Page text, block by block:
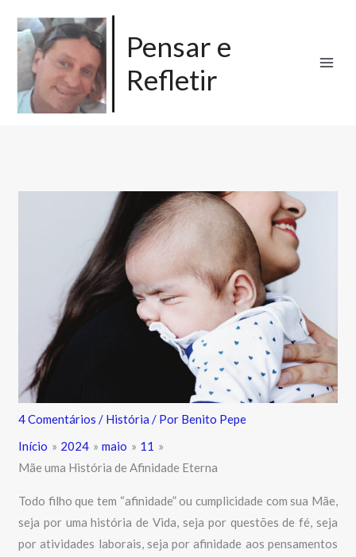
para
conteúdo
Pensar e
Refletir
4 Comentários / História / Por Benito Pepe
Início
2024 maio
11
Mãe uma História de Afinidade Eterna
Todo filho que tem “afinidade” ou cumplicidade com sua Mãe,
seja por uma história de Vida, seja por questões de fé, seja
por atividades laborais, seja por afinidade aos pensamentos